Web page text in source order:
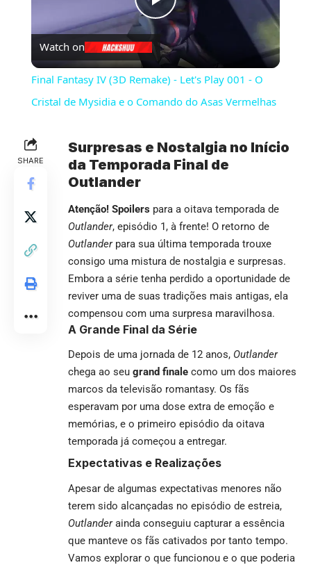
Play
Video
Watch on
Final Fantasy IV (3D Remake) - Let's Play 001 - O
Cristal de Mysidia e o Comando do Asas Vermelhas
SHARE
Surpresas e Nostalgia no Início
da Temporada Final de
Outlander
Atenção! Spoilers para a oitava temporada de
Outlander, episódio 1, à frente! O retorno de
Outlanderpara sua última temporada trouxe
consigo uma mistura de nostalgia e surpresas.
Embora a série tenha perdido a oportunidade de
reviver uma de suas tradições mais antigas, ela
compensou com uma surpresa maravilhosa.
A Grande Final da Série
Depois de uma jornada de 12 anos, Outlander
chega ao seu grand finale como um dos maiores
marcos da televisão romantasy. Os fãs
esperavam por uma dose extra de emoção e
memórias, e o primeiro episódio da oitava
temporada já começou a entregar.
Expectativas e Realizações
Apesar de algumas expectativas menores não
terem sido alcançadas no episódio de estreia,
Outlanderainda conseguiu capturar a essência
que manteve os fãs cativados por tanto tempo.
Vamos explorar o que funcionou e o que poderia